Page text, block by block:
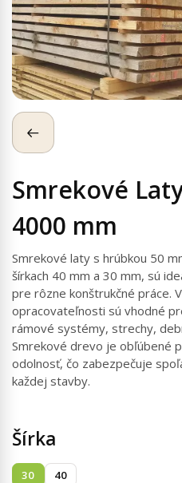
Smrekové
4000 mm
Smrekové laty s hrúbkou 50
šírkach 40 mm a 30 mm, sú
pre rôzne konštrukčné práce.
opracovateľnosti sú vhodné
rámové systémy, strechy,
Smrekové drevo je obľúbené
odolnosť, čo zabezpečuje
každej stavby.
Šírka
30 40